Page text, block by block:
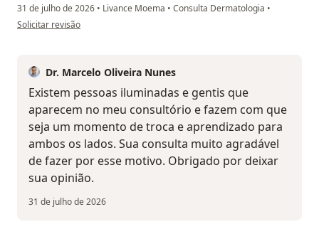
31 de julho de 2026 • Livance Moema • Consulta Dermatologia •
na opinião do utilizador Sophia
Solicitar revisão
Dr. Marcelo Oliveira Nunes
Existem pessoas iluminadas e gentis que
aparecem no meu consultório e fazem com que
seja um momento de troca e aprendizado para
ambos os lados. Sua consulta muito agradável
de fazer por esse motivo. Obrigado por deixar
sua opinião.
31 de julho de 2026